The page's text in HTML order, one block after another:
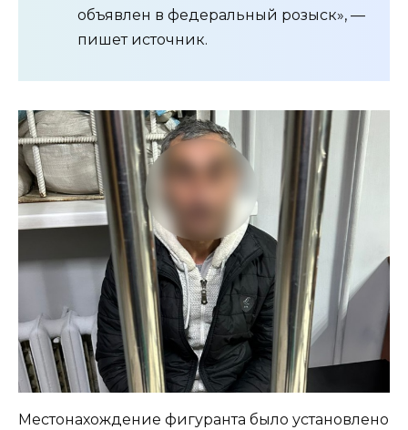
объявлен в федеральный розыск», —
пишет источник.
Местонахождение фигуранта было установлено